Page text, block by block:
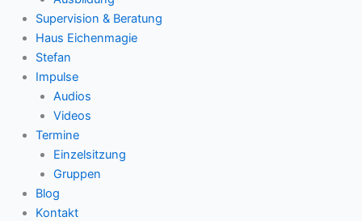
Supervision & Beratung
Haus Eichenmagie
Stefan
Impulse
Audios
Videos
Termine
Einzelsitzung
Gruppen
Blog
Kontakt